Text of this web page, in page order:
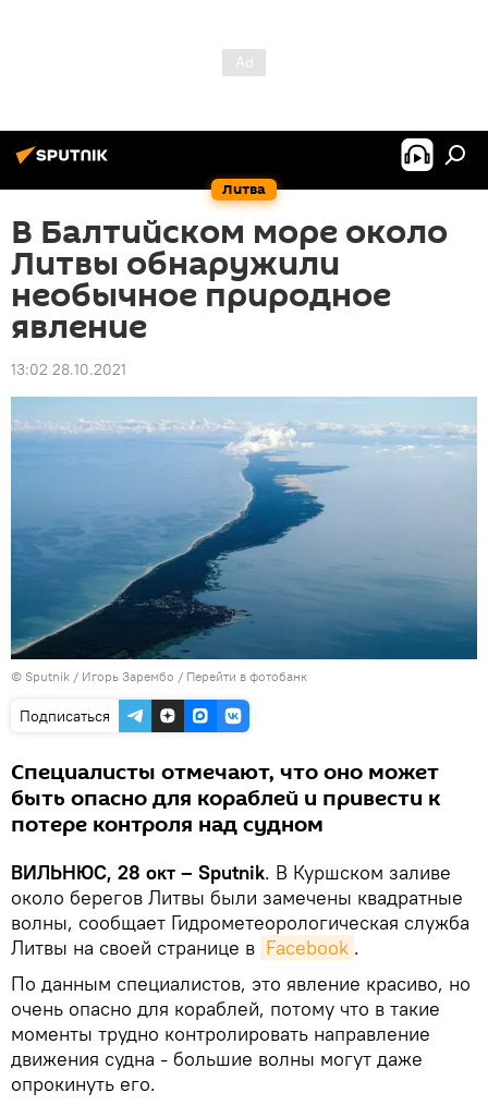
Литва
В Балтийском море около
Литвы обнаружили
необычное природное
явление
13:02 28.10.2021
© Sputnik / Игорь Зарембо / Перейти в фотобанк
Подписаться
Специалисты отмечают, что оно может
быть опасно для кораблей и привести к
потере контроля над судном
ВИЛЬНЮС, 28 окт – Sputnik. В Куршском заливе
около берегов Литвы были замечены квадратные
волны, сообщает Гидрометеорологическая служба
Литвы на своей странице в Facebook .
По данным специалистов, это явление красиво, но
очень опасно для кораблей, потому что в такие
моменты трудно контролировать направление
движения судна - большие волны могут даже
опрокинуть его.